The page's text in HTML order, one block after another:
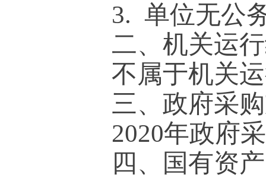
3. 单位无公
二、机关运行
不属于机关运
三、政府采购
2020年政府采
四、国有资产